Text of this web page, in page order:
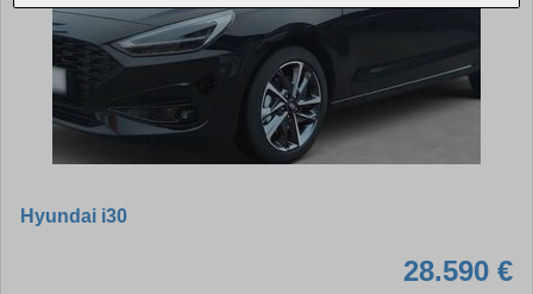
Hyundai i30
28.590 €